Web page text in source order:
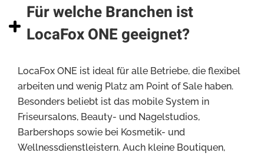
Für welche Branchen ist
LocaFox ONE geeignet?
LocaFox ONE ist ideal für alle Betriebe, die flexibel
arbeiten und wenig Platz am Point of Sale haben.
Besonders beliebt ist das mobile System in
Friseursalons, Beauty- und Nagelstudios,
Barbershops sowie bei Kosmetik- und
Wellnessdienstleistern. Auch kleine Boutiquen,